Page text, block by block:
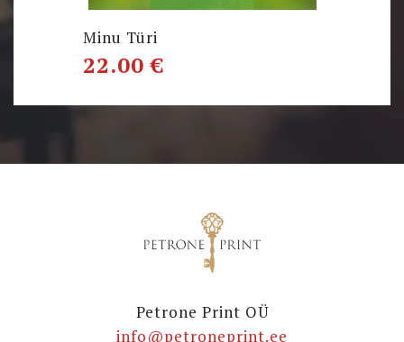
Minu Türi
22.00€
Petrone Print OÜ
info@petroneprint.ee